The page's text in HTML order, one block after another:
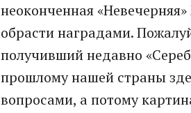
неоконченная
обрасти наградами.
получивший недавно
прошлому нашей страны
вопросами, а потому